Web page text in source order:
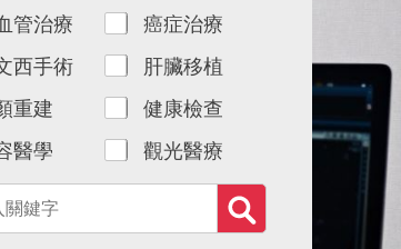
管治療
癌症治療
西手術
肝臟移植
重建
健康檢查
醫學
觀光醫療